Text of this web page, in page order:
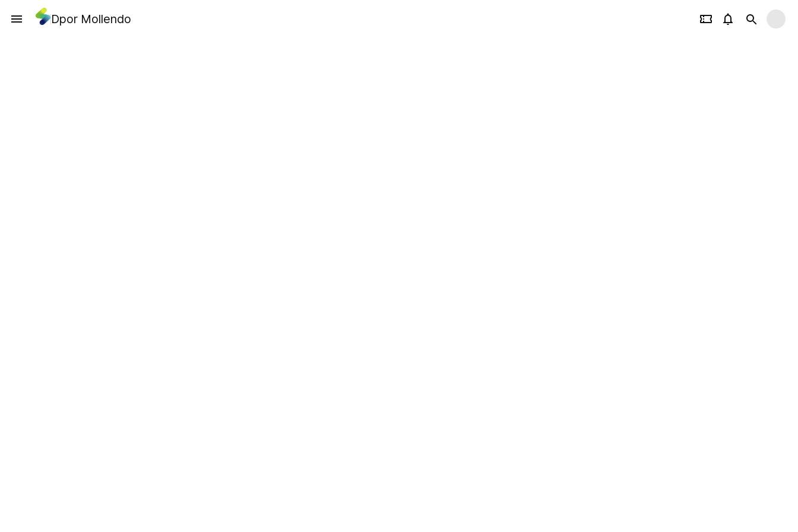
Dpor Mollendo